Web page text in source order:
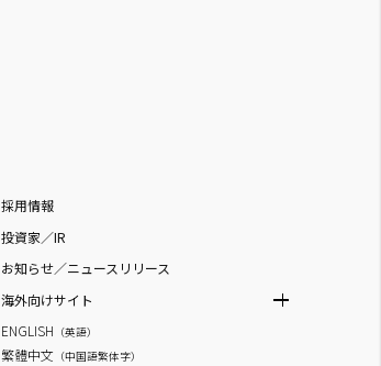
採用情報
投資家／IR
お知らせ／ニュースリリース
海外向けサイト
ENGLISH （英語）
繁體中文 （中国語繁体字）